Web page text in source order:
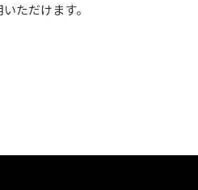
ただけます。
な姿は感動モノの美しさです。